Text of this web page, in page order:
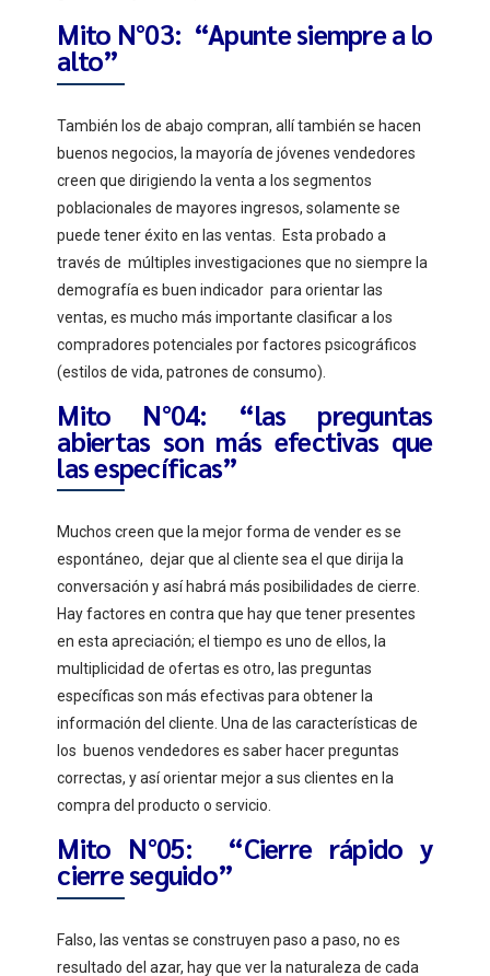
Mito N°03: “Apunte siempre a lo
alto”
También los de abajo compran, allí también se hacen
buenos negocios, la mayoría de jóvenes vendedores
creen que dirigiendo la venta a los segmentos
poblacionales de mayores ingresos, solamente se
puede tener éxito en las ventas. Esta probado a
través de múltiples investigaciones que no siempre la
demografía es buen indicador para orientar las
ventas, es mucho más importante clasificar a los
compradores potenciales por factores psicográficos
(estilos de vida, patrones de consumo).
Mito N°04: “las preguntas
abiertas son más efectivas que
las específicas”
Muchos creen que la mejor forma de vender es se
espontáneo, dejar que al cliente sea el que dirija la
conversación y así habrá más posibilidades de cierre.
Hay factores en contra que hay que tener presentes
en esta apreciación; el tiempo es uno de ellos, la
multiplicidad de ofertas es otro, las preguntas
específicas son más efectivas para obtener la
información del cliente. Una de las características de
los buenos vendedores es saber hacer preguntas
correctas, y así orientar mejor a sus clientes en la
compra del producto o servicio.
Mito N°05: “Cierre rápido y
cierre seguido”
Falso, las ventas se construyen paso a paso, no es
resultado del azar, hay que ver la naturaleza de cada